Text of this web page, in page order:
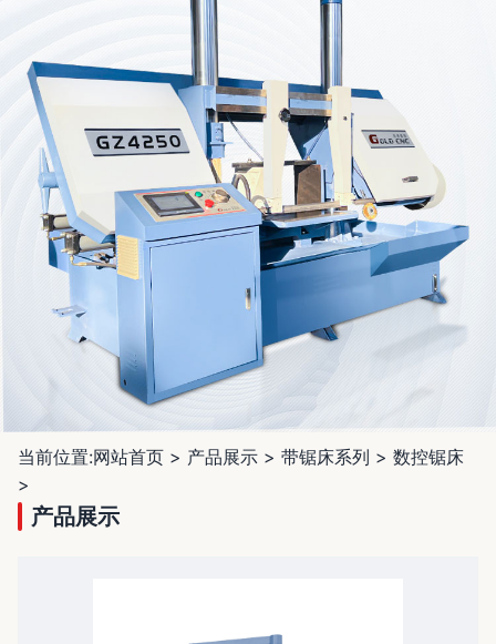
当前位置:网站首页 > 产品展示 > 带锯床系列 > 数控锯床
>
产品展示